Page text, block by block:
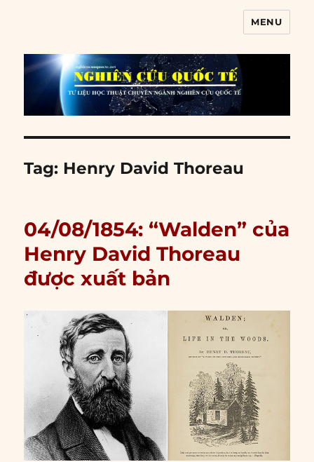
MENU
Tag: Henry David Thoreau
04/08/1854: “Walden” của
Henry David Thoreau
được xuất bản